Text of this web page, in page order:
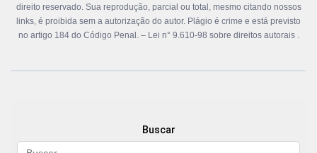
direito reservado. Sua reprodução, parcial ou total, mesmo citando nossos
links, é proibida sem a autorização do autor. Plágio é crime e está previsto
no artigo 184 do Código Penal. – Lei n° 9.610-98 sobre direitos autorais .
Buscar